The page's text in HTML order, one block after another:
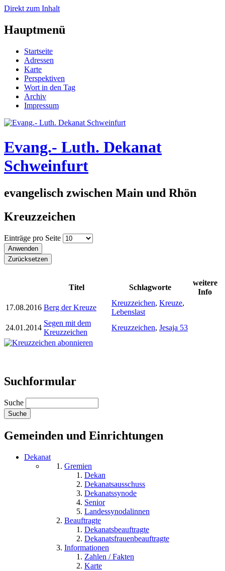
Direkt zum Inhalt
Hauptmenü
Startseite
Adressen
Karte
Perspektiven
Wort in den Tag
Archiv
Impressum
Evang.- Luth. Dekanat
Schweinfurt
evangelisch zwischen Main und Rhön
Kreuzzeichen
Einträge pro Seite
Titel Schlagworte
weitere
Info
17.08.2016 Berg der Kreuze
Kreuzzeichen, Kreuze,
Lebenslast
24.01.2014
Segen mit dem
Kreuzzeichen
Kreuzzeichen, Jesaja 53
Suchformular
Suche
Gemeinden und Einrichtungen
Dekanat
Gremien
Dekan
Dekanatsausschuss
Dekanatssynode
Senior
Landessynodalinnen
Beauftragte
Dekanatsbeauftragte
Dekanatsfrauenbeauftragte
Informationen
Zahlen / Fakten
Karte